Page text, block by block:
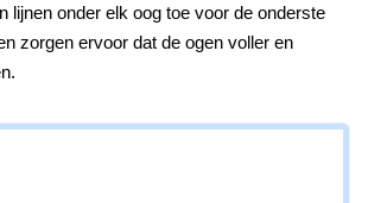
lijnen onder elk oog toe voor de onderste
zorgen ervoor dat de ogen voller en